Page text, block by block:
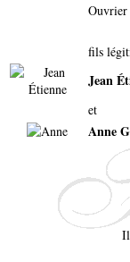
fils
Jean
et
Anne